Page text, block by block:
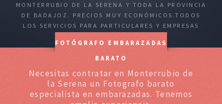
MONTERRUBIO DE LA SERENA Y TODA LA PROVINCIA
DE BADAJOZ. PRECIOS MUY ECONÓMICOS.TODOS
LOS SERVICIOS PARA PARTICULARES Y EMPRESAS
FOTÓGRAFO EMBARAZADAS
BARATO
Necesitas contratar en Monterrubio de
la Serena un Fotografo barato
especialista en embarazadas. Tenemos